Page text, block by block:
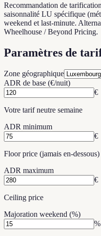
Recommandation de
saisonnalité LU spécifique
weekend et last-minute.
Wheelhouse / Beyond Pricing.
Paramètres de
Zone géographique
ADR de base (€/nuit)
€
Votre tarif neutre semaine
ADR minimum
€
Floor price (jamais en-dessous)
ADR maximum
€
Ceiling price
Majoration weekend (%)
%